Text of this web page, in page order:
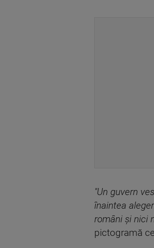
"Un guvern
înaintea
români şi nici
pictogramă